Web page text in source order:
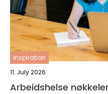
inspiration
11. July 2026
Arbeidshelse nøkkelen til et bærekraftig